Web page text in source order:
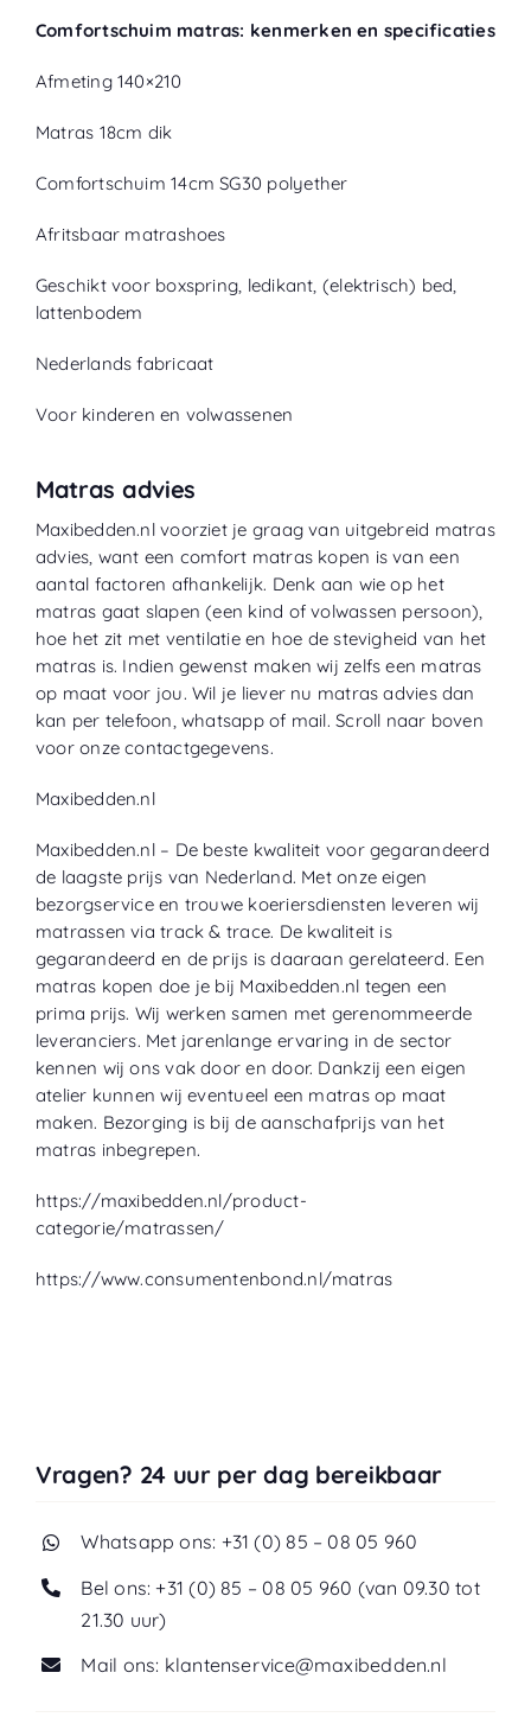
Comfortschuim matras: kenmerken en specificaties
Afmeting 140×210
Matras 18cm dik
Comfortschuim 14cm SG30 polyether
Afritsbaar matrashoes
Geschikt voor boxspring, ledikant, (elektrisch) bed,
lattenbodem
Nederlands fabricaat
Voor kinderen en volwassenen
Matras advies
Maxibedden.nl voorziet je graag van uitgebreid matras
advies, want een comfort matras kopen is van een
aantal factoren afhankelijk. Denk aan wie op het
matras gaat slapen (een kind of volwassen persoon),
hoe het zit met ventilatie en hoe de stevigheid van het
matras is. Indien gewenst maken wij zelfs een matras
op maat voor jou. Wil je liever nu matras advies dan
kan per telefoon, whatsapp of mail. Scroll naar boven
voor onze contactgegevens.
Maxibedden.nl
Maxibedden.nl – De beste kwaliteit voor gegarandeerd
de laagste prijs van Nederland. Met onze eigen
bezorgservice en trouwe koeriersdiensten leveren wij
matrassen via track & trace. De kwaliteit is
gegarandeerd en de prijs is daaraan gerelateerd. Een
matras kopen doe je bij Maxibedden.nl tegen een
prima prijs. Wij werken samen met gerenommeerde
leveranciers. Met jarenlange ervaring in de sector
kennen wij ons vak door en door. Dankzij een eigen
atelier kunnen wij eventueel een matras op maat
maken. Bezorging is bij de aanschafprijs van het
matras inbegrepen.
https://maxibedden.nl/product-
categorie/matrassen/
https://www.consumentenbond.nl/matras
Vragen? 24 uur per dag bereikbaar
Whatsapp ons: +31 (0) 85 – 08 05 960
Bel ons: +31 (0) 85 – 08 05 960 (van 09.30 tot
21.30 uur)
Mail ons: klantenservice@maxibedden.nl